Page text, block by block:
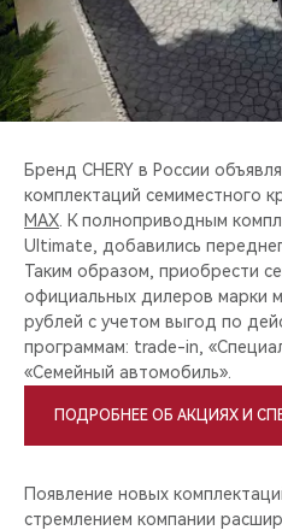
CHERY И СПОРТ
НАШИ МЕРОПРИЯТИЯ
ВИДЕООБЗОРЫ
CHERY ДЛЯ ДЕТЕЙ
Бренд CHERY в России
комплектаций семиместного
MAX . К полноприводным
Ultimate, добавились
Таким образом, приобрести
официальных дилеров марки
рублей с учетом выгод по
программам: trade-in,
«Семейный автомобиль».
ПОДРОБНЕЕ ОБ АКЦИЯХ И
Появление новых
стремлением компании